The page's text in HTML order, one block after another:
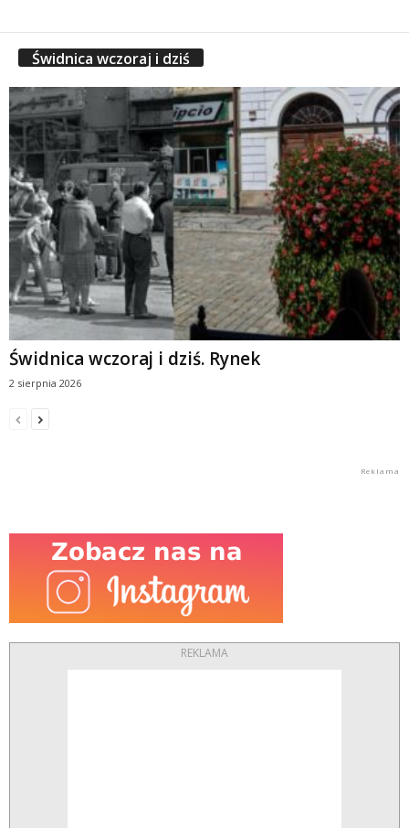
Świdnica wczoraj i dziś
Świdnica wczoraj i dziś. Rynek
2 sierpnia 2026
REKLAMA